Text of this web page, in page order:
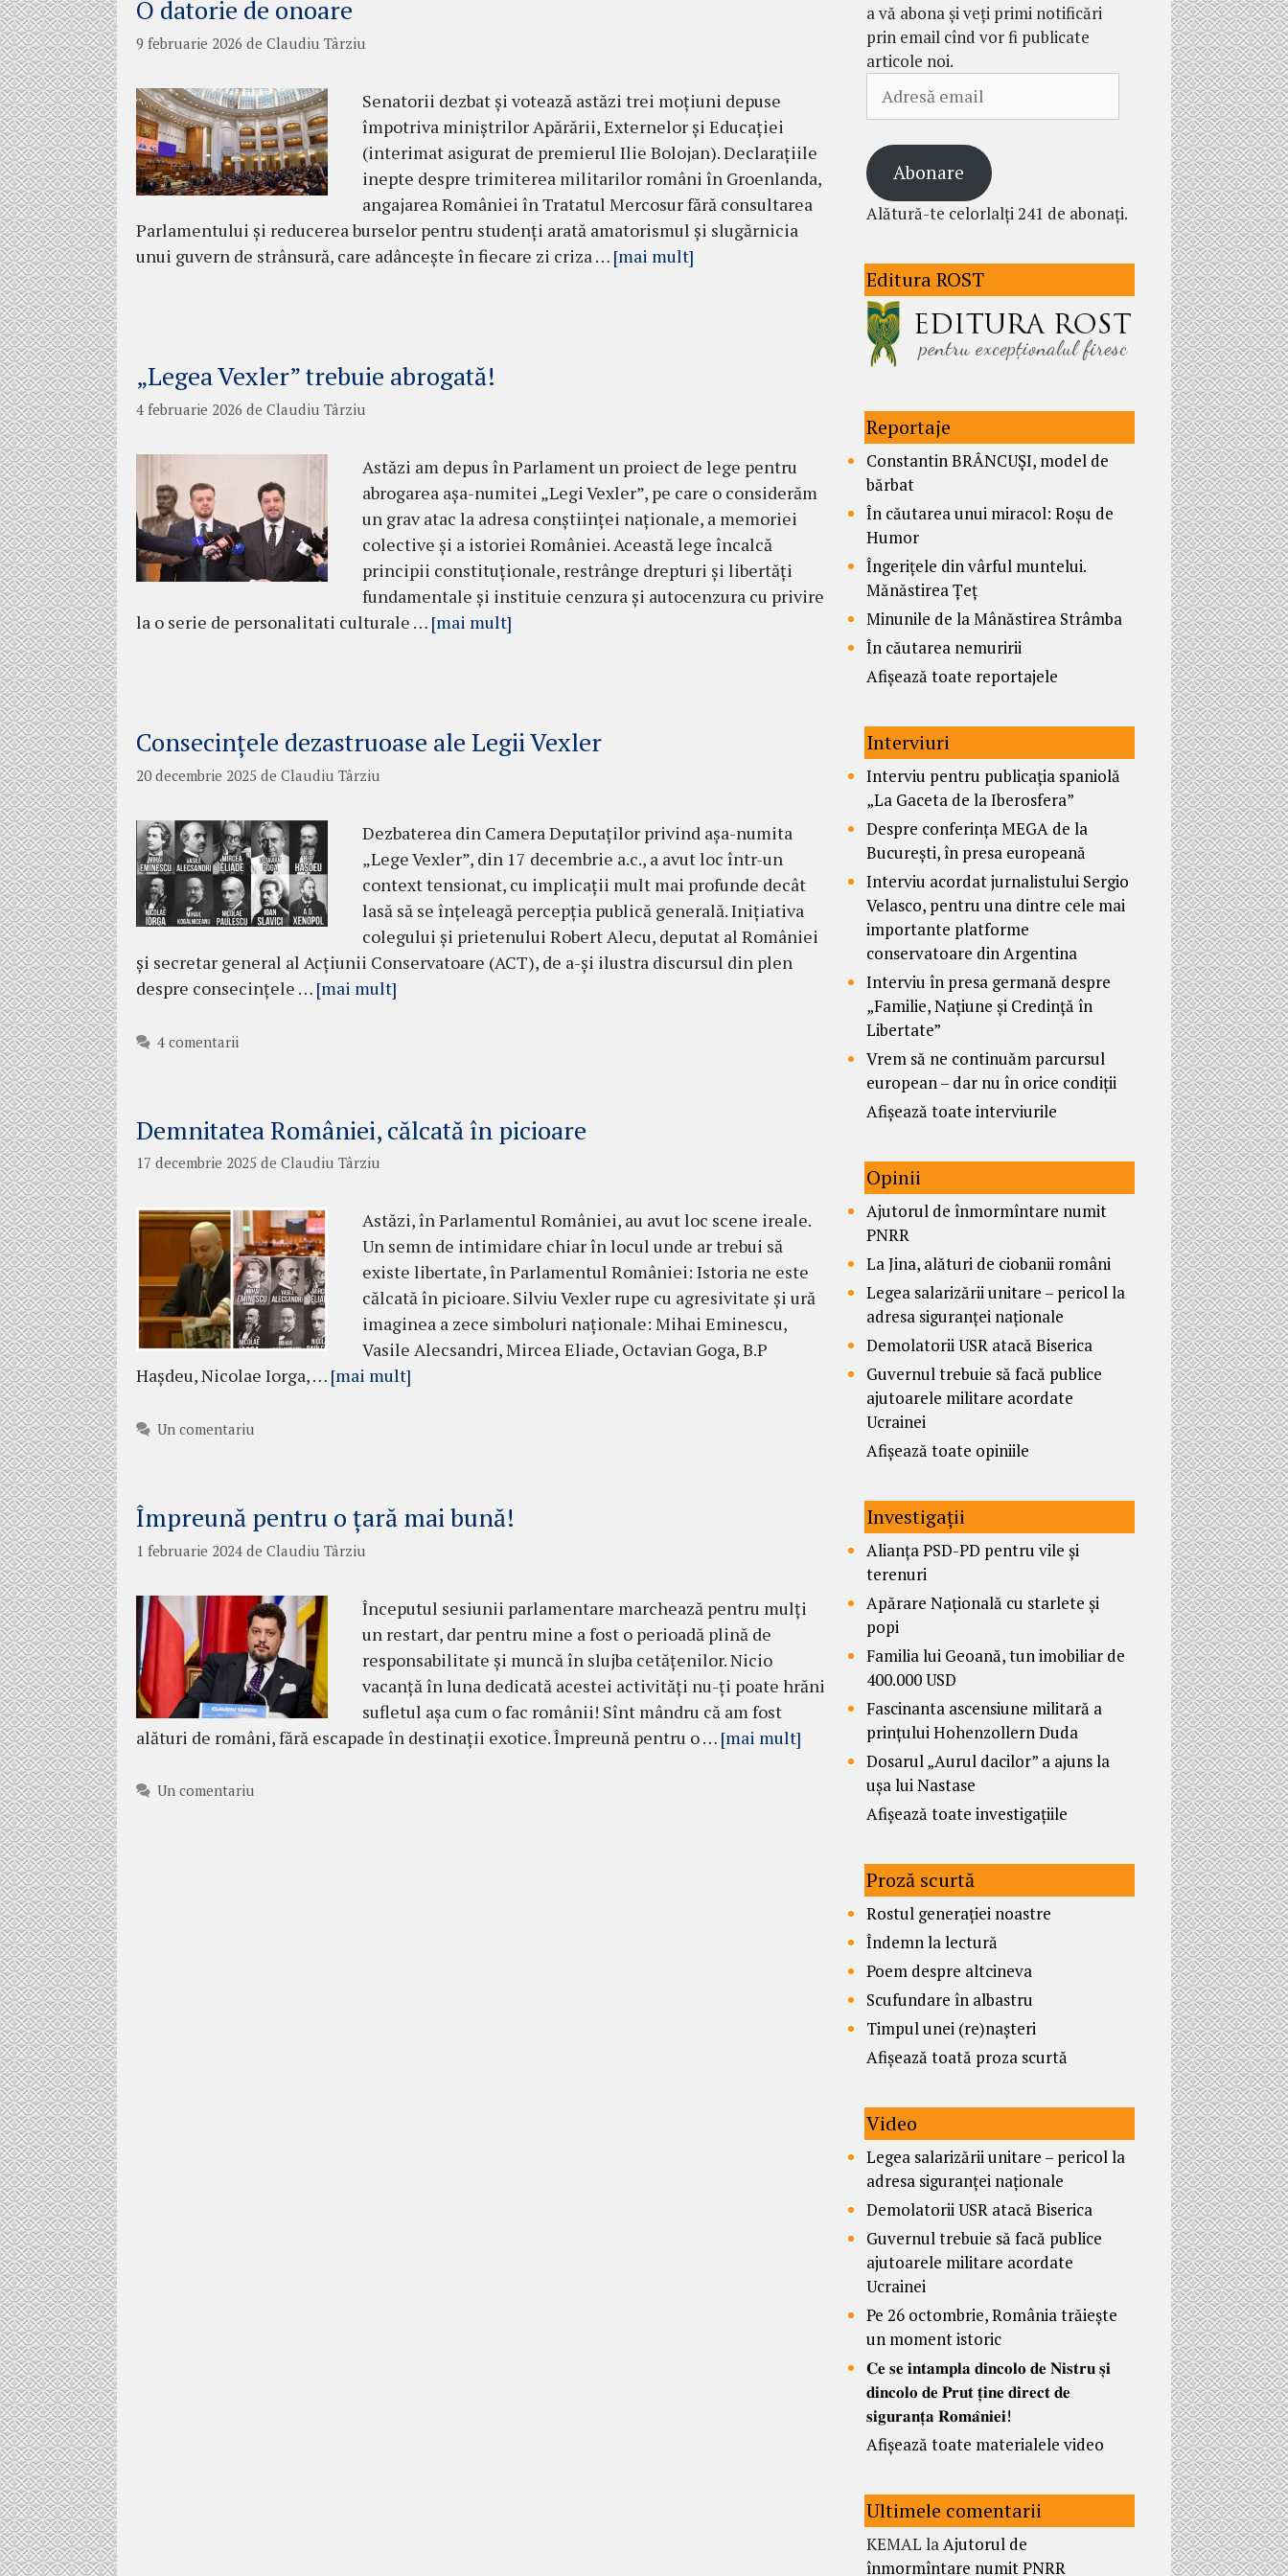
O datorie de onoare
9 februarie 2026 de Claudiu Târziu
Senatorii dezbat și votează astăzi trei moțiuni depuse
împotriva miniștrilor Apărării, Externelor și Educației
(interimat asigurat de premierul Ilie Bolojan). Declarațiile
inepte despre trimiterea militarilor români în Groenlanda,
angajarea României în Tratatul Mercosur fără consultarea
Parlamentului și reducerea burselor pentru studenți arată amatorismul și slugărnicia
unui guvern de strânsură, care adâncește în fiecare zi criza … [mai mult]
„Legea Vexler” trebuie abrogată!
4 februarie 2026 de Claudiu Târziu
Astăzi am depus în Parlament un proiect de lege pentru
abrogarea așa-numitei „Legi Vexler”, pe care o considerăm
un grav atac la adresa conștiinței naționale, a memoriei
colective și a istoriei României. Această lege încalcă
principii constituționale, restrânge drepturi și libertăți
fundamentale și instituie cenzura și autocenzura cu privire
la o serie de personalitati culturale … [mai mult]
Consecințele dezastruoase ale Legii Vexler
20 decembrie 2025 de Claudiu Târziu
Dezbaterea din Camera Deputaților privind așa-numita
„Lege Vexler”, din 17 decembrie a.c., a avut loc într-un
context tensionat, cu implicații mult mai profunde decât
lasă să se înțeleagă percepția publică generală. Inițiativa
colegului și prietenului Robert Alecu, deputat al României
și secretar general al Acțiunii Conservatoare (ACT), de a-și ilustra discursul din plen
despre consecințele … [mai mult]
4 comentarii
Demnitatea României, călcată în picioare
17 decembrie 2025 de Claudiu Târziu
Astăzi, în Parlamentul României, au avut loc scene ireale.
Un semn de intimidare chiar în locul unde ar trebui să
existe libertate, în Parlamentul României: Istoria ne este
călcată în picioare. Silviu Vexler rupe cu agresivitate și ură
imaginea a zece simboluri naționale: Mihai Eminescu,
Vasile Alecsandri, Mircea Eliade, Octavian Goga, B.P
Haşdeu, Nicolae Iorga, … [mai mult]
Un comentariu
Împreună pentru o țară mai bună!
1 februarie 2024 de Claudiu Târziu
Începutul sesiunii parlamentare marchează pentru mulți
un restart, dar pentru mine a fost o perioadă plină de
responsabilitate și muncă în slujba cetățenilor. Nicio
vacanță în luna dedicată acestei activități nu-ți poate hrăni
sufletul așa cum o fac românii! Sînt mândru că am fost
alături de români, fără escapade în destinații exotice. Împreună pentru o … [mai mult]
Un comentariu
a vă abona și veți primi notificări
prin email cînd vor fi publicate
articole noi.
email
Abonare
Alătură-te celorlalți 241 de abonați.
Editura ROST
Reportaje
Constantin BRÂNCUȘI, model de
bărbat
În căutarea unui miracol: Roșu de
Humor
Îngerițele din vârful muntelui.
Mănăstirea Țeț
Minunile de la Mânăstirea Strâmba
În căutarea nemuririi
Afișează toate reportajele
Interviuri
Interviu pentru publicația spaniolă
„La Gaceta de la Iberosfera”
Despre conferința MEGA de la
București, în presa europeană
Interviu acordat jurnalistului Sergio
Velasco, pentru una dintre cele mai
importante platforme
conservatoare din Argentina
Interviu în presa germană despre
„Familie, Națiune și Credință în
Libertate”
Vrem să ne continuăm parcursul
european – dar nu în orice condiții
Afișează toate interviurile
Opinii
Ajutorul de înmormîntare numit
PNRR
La Jina, alături de ciobanii români
Legea salarizării unitare – pericol la
adresa siguranței naționale
Demolatorii USR atacă Biserica
Guvernul trebuie să facă publice
ajutoarele militare acordate
Ucrainei
Afișează toate opiniile
Investigații
Alianța PSD-PD pentru vile și
terenuri
Apărare Națională cu starlete și
popi
Familia lui Geoană, tun imobiliar de
400.000 USD
Fascinanta ascensiune militară a
prințului Hohenzollern Duda
Dosarul „Aurul dacilor” a ajuns la
ușa lui Nastase
Afișează toate investigațiile
Proză scurtă
Rostul generației noastre
Îndemn la lectură
Poem despre altcineva
Scufundare în albastru
Timpul unei (re)nașteri
Afișează toată proza scurtă
Video
Legea salarizării unitare – pericol la
adresa siguranței naționale
Demolatorii USR atacă Biserica
Guvernul trebuie să facă publice
ajutoarele militare acordate
Ucrainei
Pe 26 octombrie, România trăiește
un moment istoric
𝐂𝐞 𝐬𝐞 𝐢𝐧𝐭𝐚𝐦𝐩𝐥𝐚 𝐝𝐢𝐧𝐜𝐨𝐥𝐨 𝐝𝐞 𝐍𝐢𝐬𝐭𝐫𝐮 𝐬̦𝐢
𝐝𝐢𝐧𝐜𝐨𝐥𝐨 𝐝𝐞 𝐏𝐫𝐮𝐭 𝐭̦𝐢𝐧𝐞 𝐝𝐢𝐫𝐞𝐜𝐭 𝐝𝐞
𝐬𝐢𝐠𝐮𝐫𝐚𝐧𝐭̦𝐚 𝐑𝐨𝐦𝐚̂𝐧𝐢𝐞𝐢!
Afișează toate materialele video
Ultimele comentarii
KEMAL laAjutorul de
înmormîntare numit PNRR